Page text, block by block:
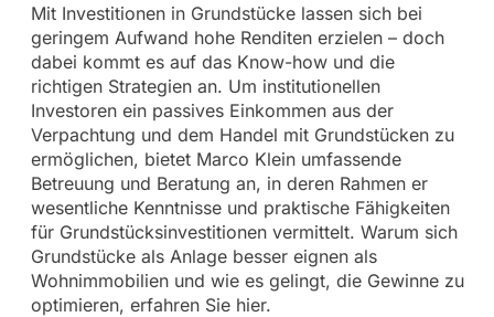
Mit Investitionen in Grundstücke lassen sich bei
geringem Aufwand hohe Renditen erzielen – doch
dabei kommt es auf das Know-how und die
richtigen Strategien an. Um institutionellen
Investoren ein passives Einkommen aus der
Verpachtung und dem Handel mit Grundstücken zu
ermöglichen, bietet Marco Klein umfassende
Betreuung und Beratung an, in deren Rahmen er
wesentliche Kenntnisse und praktische Fähigkeiten
für Grundstücksinvestitionen vermittelt. Warum sich
Grundstücke als Anlage besser eignen als
Wohnimmobilien und wie es gelingt, die Gewinne zu
optimieren, erfahren Sie hier.